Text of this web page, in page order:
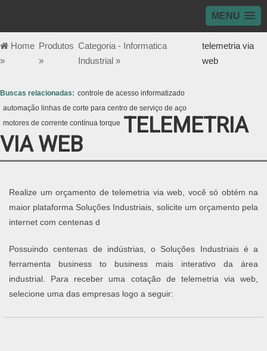
MENU
Home
»
Produtos
»
Categoria - Informatica
Industrial »
telemetria via
web
Buscas relacionadas: controle de acesso informatizado
automação linhas de corte para centro de serviço de aço
motores de corrente contínua torque TELEMETRIA
VIA WEB
Realize um orçamento de telemetria via web, você só obtém na
maior plataforma Soluções Industriais, solicite um orçamento pela
internet com centenas d
Possuindo centenas de indústrias, o Soluções Industriais é a
ferramenta business to business mais interativo da área
industrial. Para receber uma cotação de telemetria via web,
selecione uma das empresas logo a seguir: